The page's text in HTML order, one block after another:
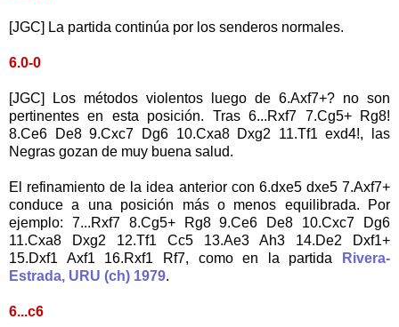
[JGC] La partida continúa por los senderos normales.
6.0-0
[JGC] Los métodos violentos luego de 6.Axf7+? no son
pertinentes en esta posición. Tras 6...Rxf7 7.Cg5+ Rg8!
8.Ce6 De8 9.Cxc7 Dg6 10.Cxa8 Dxg2 11.Tf1 exd4!, las
Negras gozan de muy buena salud.
El refinamiento de la idea anterior con 6.dxe5 dxe5 7.Axf7+
conduce a una posición más o menos equilibrada. Por
ejemplo: 7...Rxf7 8.Cg5+ Rg8 9.Ce6 De8 10.Cxc7 Dg6
11.Cxa8 Dxg2 12.Tf1 Cc5 13.Ae3 Ah3 14.De2 Dxf1+
15.Dxf1 Axf1 16.Rxf1 Rf7, como en la partida
Rivera-
Estrada, URU (ch) 1979.
6...c6